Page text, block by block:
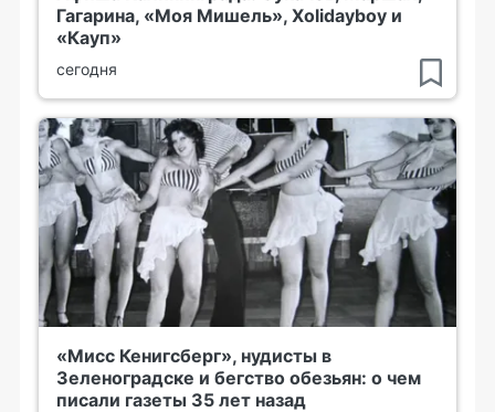
Гагарина, «Моя Мишель», Xolidayboy и
«Кауп»
сегодня
«Мисс Кенигсберг», нудисты в
Зеленоградске и бегство обезьян: о чем
писали газеты 35 лет назад